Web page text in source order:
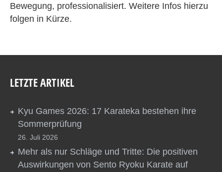
Bewegung, professionalisiert. Weitere Infos hierzu
folgen in Kürze.
LETZTE ARTIKEL
Kyu Games 2026: 17 Karateka bestehen ihre
Sommerprüfung
26. Juli 2026
Mehr als nur Schläge und Tritte: Die positiven
Auswirkungen von Sento Ryoku Karate auf